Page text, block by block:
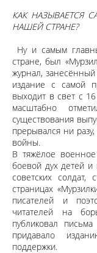
КАК НАЗЫВАЕТСЯ
НАШЕЙ СТРАНЕ?
Ну и самым
стране, был
журнал, занесённый
издание с самой
выходит в свет с
масштабно
существования
прерывался ни
войны.
В тяжёлое
боевой дух детей и
советских
страницах
писателей и
читателей на
публиковал
придавало
поддержки.